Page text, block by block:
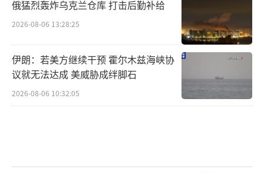
俄猛烈轰炸乌克兰仓库 打击后勤补给
2026-08-06 13:28:25
伊朗：若美方继续干预 霍尔木兹海峡协
议就无法达成 美威胁成绊脚石
2026-08-06 10:32:05